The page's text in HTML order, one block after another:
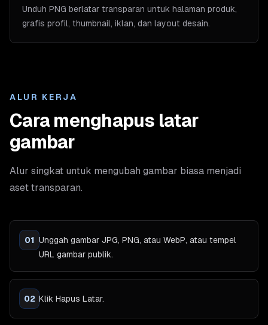
Unduh PNG berlatar transparan untuk halaman produk,
grafis profil, thumbnail, iklan, dan layout desain.
ALUR KERJA
Cara menghapus latar
gambar
Alur singkat untuk mengubah gambar biasa menjadi
aset transparan.
01 Unggah gambar JPG, PNG, atau WebP, atau tempel
URL gambar publik.
02 Klik Hapus Latar.